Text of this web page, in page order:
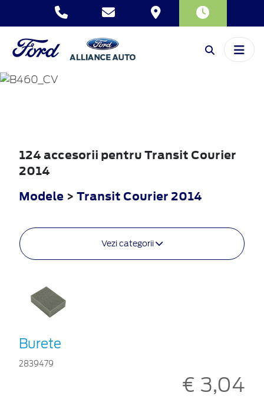
TRANSIT
COURIER
124 accesorii pentru Transit Courier
2014
Modele > Transit Courier 2014
Vezi categorii
Burete
2839479
€ 3,04